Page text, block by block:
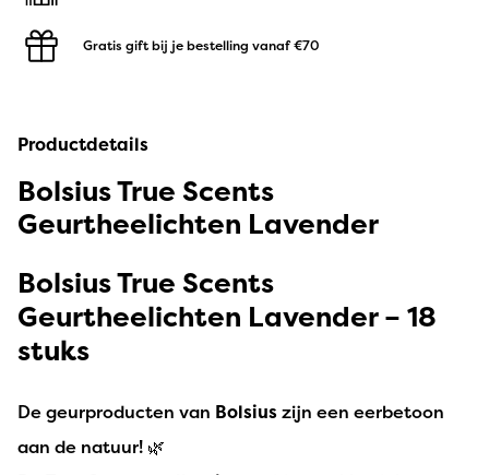
Gratis gift bij je bestelling vanaf €70
Productdetails
Bolsius True Scents
Geurtheelichten Lavender
Bolsius True Scents
Geurtheelichten Lavender – 18
stuks
De geurproducten van Bolsiuszijn een eerbetoon
aan de natuur! 🌿